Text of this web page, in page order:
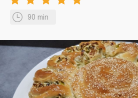
90 min